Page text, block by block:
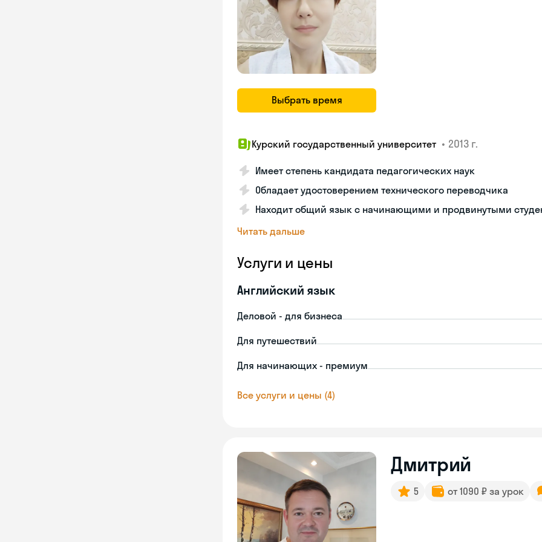
Выбрать время
Курский государственный университет • 2013 г.
Имеет степень кандидата педагогических наук
Обладает удостоверением технического переводчика
Находит общий язык с начинающими и продвинутыми
Читать дальше
Услуги и цены
Английский язык
Деловой - для бизнеса
Для путешествий
Для начинающих - премиум
Все услуги и цены (4)
Дмитрий
5 от 1090 ₽ за урок